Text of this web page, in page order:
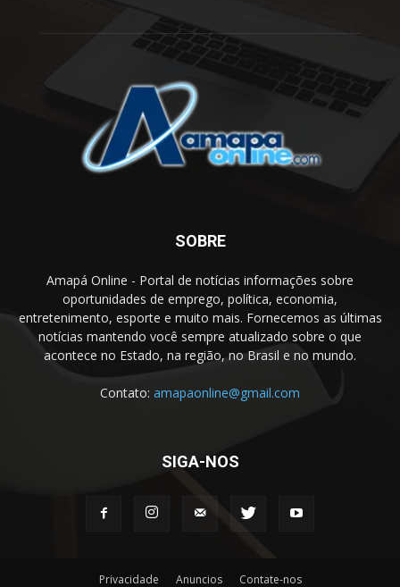
SOBRE
Amapá Online - Portal de notícias informações sobre
oportunidades de emprego, política, economia,
entretenimento, esporte e muito mais. Fornecemos as últimas
notícias mantendo você sempre atualizado sobre o que
acontece no Estado, na região, no Brasil e no mundo.
Contato: amapaonline@gmail.com
SIGA-NOS
Privacidade Anuncios Contate-nos